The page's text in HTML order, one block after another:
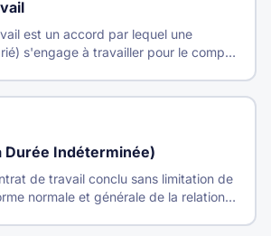
est un accord par lequel une
s'engage à travailler pour le compte
Durée Indéterminée)
de travail conclu sans limitation de
normale et générale de la relation